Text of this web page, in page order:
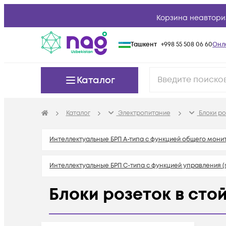
Корзина
Ташкент +998 55 508 06 60
Каталог
Каталог Электропитание Блоки
Интеллектуальные БРП А-типа с функцией общего
Интеллектуальные БРП C-типа с функцией
Интеллектуальные БРП D-типа с функцией
Блоки розеток в